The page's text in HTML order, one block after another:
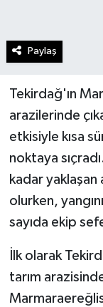
Paylaş
Tekirdağ'ın
arazilerinde
etkisiyle kısa
noktaya
kadar
olurken,
sayıda ekip
İlk olarak
tarım